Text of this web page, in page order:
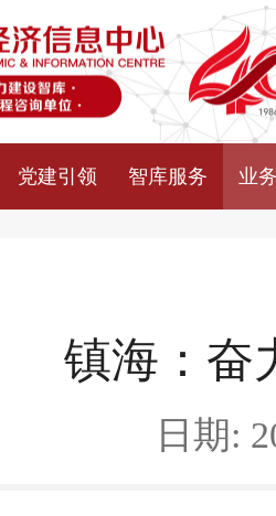
党建引领 智库服务 业
镇海：奋
日期: